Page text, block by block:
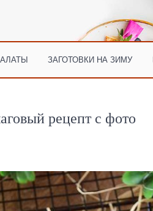
ЗАГОТОВКИ НА ЗИМУ
рецепт с фото